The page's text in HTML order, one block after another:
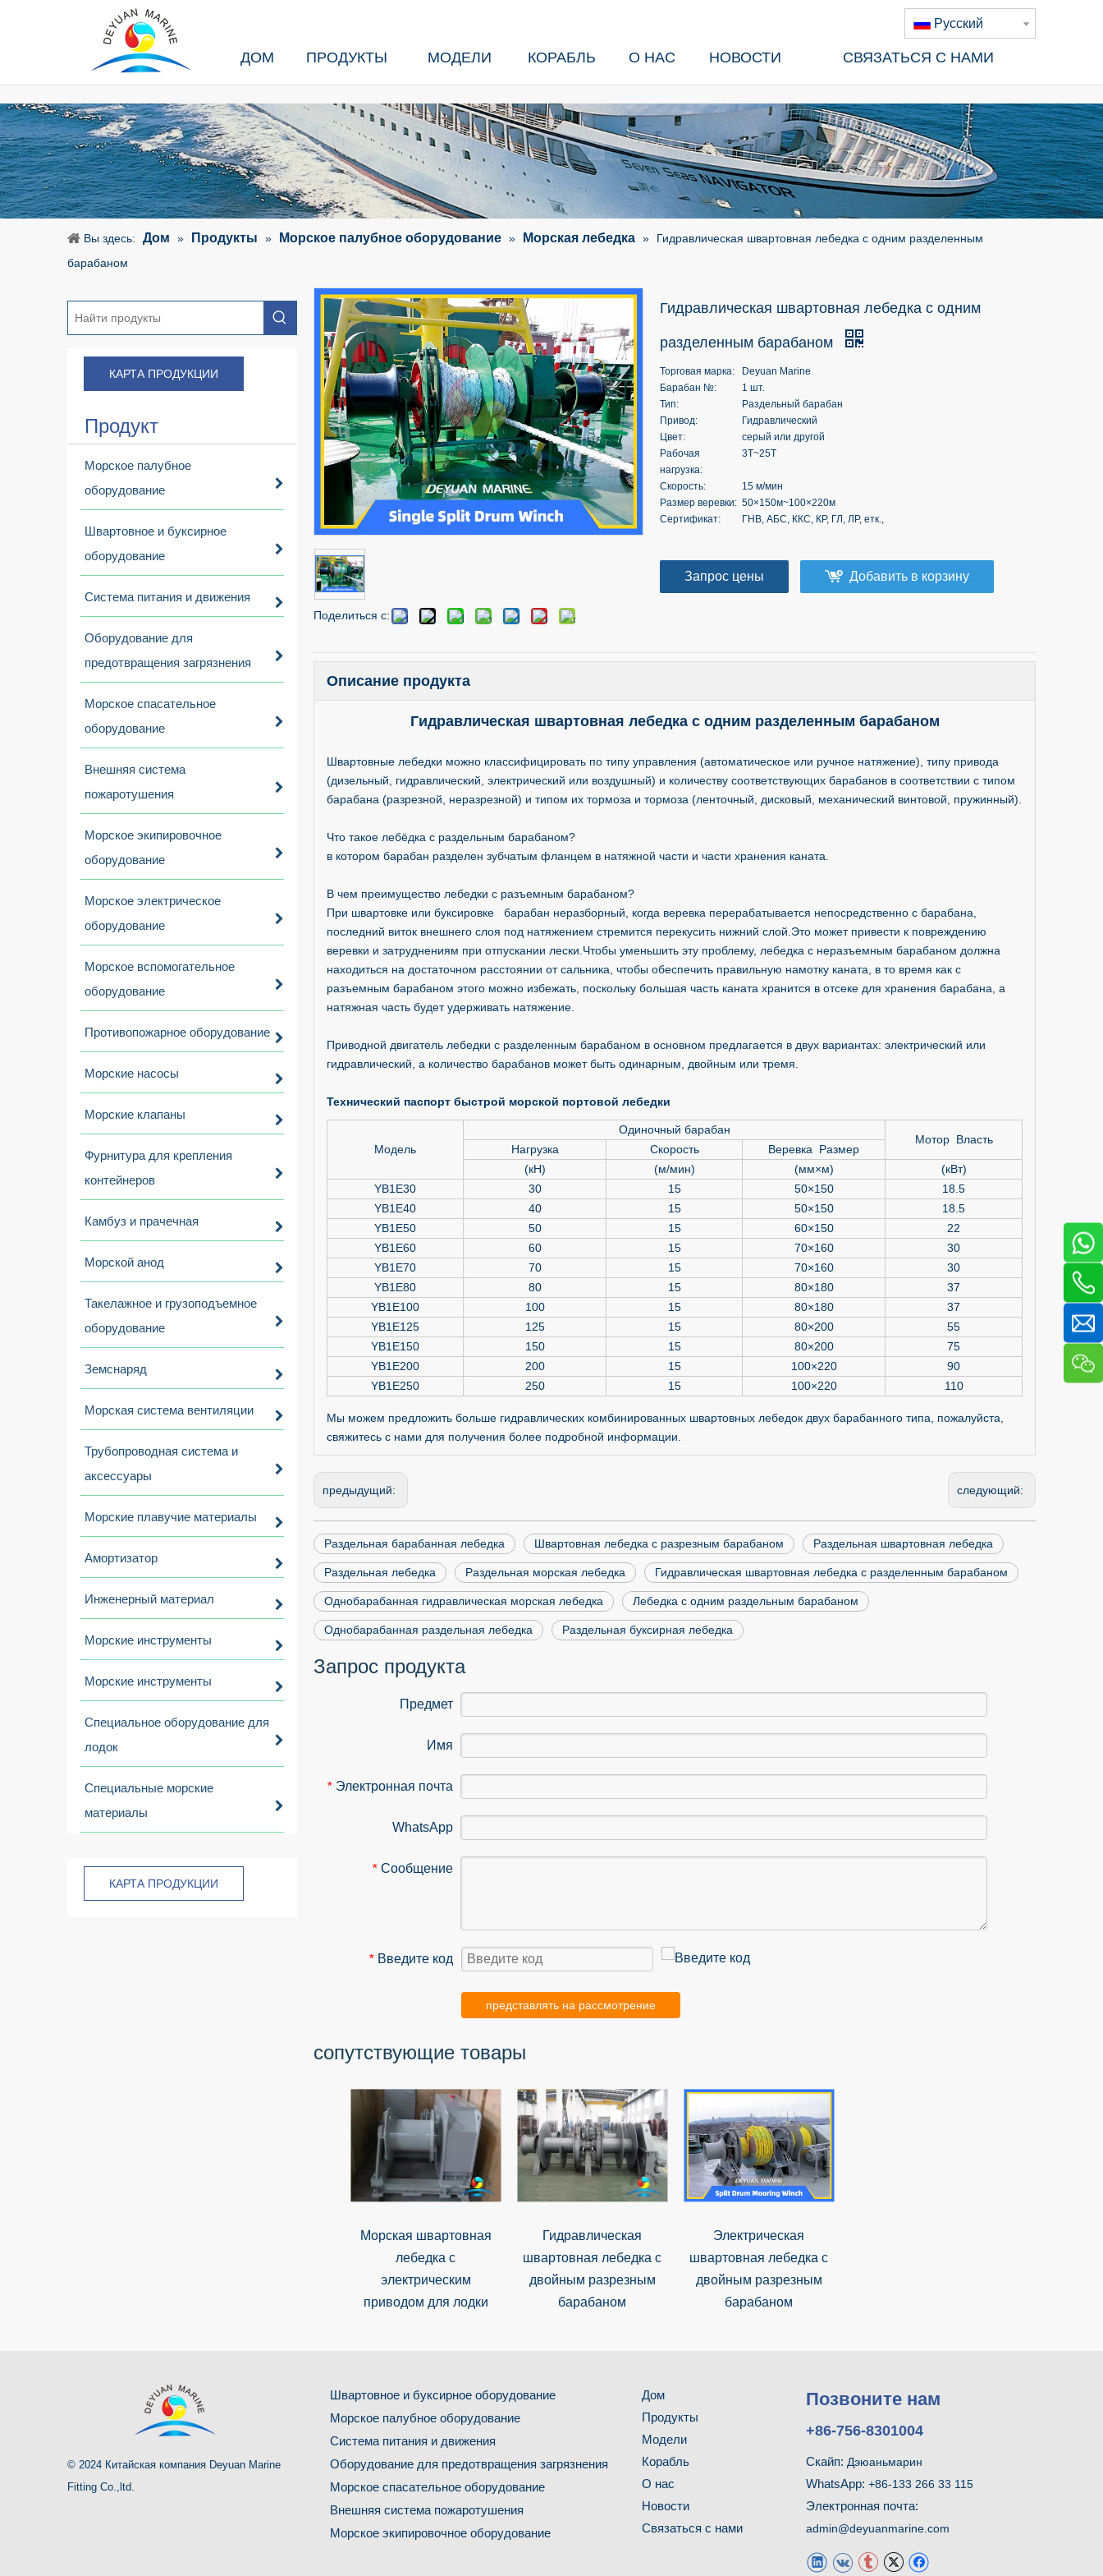
Pусский
ДОМ ПРОДУКТЫ МОДЕЛИ КОРАБЛЬ О НАС НОВОСТИ СВЯЗАТЬСЯ С НАМИ
Вы здесь: Дом » Продукты » Морское палубное оборудование » Морская лебедка »
Гидравлическая швартовная лебедка с одним разделенным
барабаном
КАРТА ПРОДУКЦИИ
Продукт
Морское палубное
оборудование
Швартовное и буксирное
оборудование
Система питания и движения
Оборудование для
предотвращения загрязнения
Морское спасательное
оборудование
Внешняя система
пожаротушения
Морское экипировочное
оборудование
Морское электрическое
оборудование
Морское вспомогательное
оборудование
Противопожарное оборудование
Морские насосы
Морские клапаны
Фурнитура для крепления
контейнеров
Камбуз и прачечная
Морской анод
Такелажное и грузоподъемное
оборудование
Земснаряд
Морская система вентиляции
Трубопроводная система и
аксессуары
Морские плавучие материалы
Амортизатор
Инженерный материал
Морские инструменты
Морские инструменты
Специальное оборудование для
лодок
Специальные морские
материалы
КАРТА ПРОДУКЦИИ
Поделиться с:
Гидравлическая швартовная лебедка с одним
разделенным барабаном
Торговая марка:
Deyuan Marine
Барабан №:
1 шт.
Тип:
Раздельный барабан
Привод:
Гидравлический
Цвет:
серый или другой
Рабочая
нагрузка:
3T~25T
Скорость:
15 м/мин
Размер веревки: 50×150м~100×220м
Сертификат:
ГНВ, АБС, ККС, КР, ГЛ, ЛР, етк.,
Запрос цены Добавить в корзину
Описание продукта
Гидравлическая швартовная лебедка с одним разделенным барабаном
Швартовные лебедки можно классифицировать по типу управления (автоматическое или ручное натяжение), типу привода
(дизельный, гидравлический, электрический или воздушный) и количеству соответствующих барабанов в соответствии с типом
барабана (разрезной, неразрезной) и типом их тормоза и тормоза (ленточный, дисковый, механический винтовой, пружинный).
Что такое лебёдка с раздельным барабаном?
в котором барабан разделен зубчатым фланцем в натяжной части и части хранения каната.
В чем преимущество лебедки с разъемным барабаном?
При швартовке или буксировке барабан неразборный, когда веревка перерабатывается непосредственно с барабана,
последний виток внешнего слоя под натяжением стремится перекусить нижний слой.Это может привести к повреждению
веревки и затруднениям при отпускании лески.Чтобы уменьшить эту проблему, лебедка с неразъемным барабаном должна
находиться на достаточном расстоянии от сальника, чтобы обеспечить правильную намотку каната, в то время как с
разъемным барабаном этого можно избежать, поскольку большая часть каната хранится в отсеке для хранения барабана, а
натяжная часть будет удерживать натяжение.
Приводной двигатель лебедки с разделенным барабаном в основном предлагается в двух вариантах: электрический или
гидравлический, а количество барабанов может быть одинарным, двойным или тремя.
Технический паспорт быстрой морской портовой лебедки
Модель
Одиночный барабан
Мотор Власть
Нагрузка Скорость
Веревка Размер
(кН)
(м/мин) (мм×м)
(кВт)
YB1E30
30 15 50×150
18.5
YB1E40
40 15 50×150
18.5
YB1E50
50 15 60×150
22
YB1E60
60 15 70×160
30
YB1E70
70 15 70×160
30
YB1E80
80 15 80×180
37
YB1E100
100 15 80×180
37
YB1E125
125 15 80×200
55
YB1E150
150 15 80×200
75
YB1E200
200 15 100×220
90
YB1E250
250 15 100×220 110
Мы можем предложить больше гидравлических комбинированных швартовных лебедок двух барабанного типа, пожалуйста,
свяжитесь с нами для получения более подробной информации.
предыдущий: следующий:
Раздельная барабанная лебедка Швартовная лебедка с разрезным барабаном Раздельная швартовная лебедка
Раздельная лебедка Раздельная морская лебедка Гидравлическая швартовная лебедка с разделенным барабаном
Однобарабанная гидравлическая морская лебедка Лебедка с одним раздельным барабаном
Однобарабанная раздельная лебедка Раздельная буксирная лебедка
Запрос продукта
Предмет
Имя
* Электронная почта
WhatsApp
* Сообщение
* Введите код
представлять на рассмотрение
сопутствующие товары
Морская швартовная
лебедка с
электрическим
приводом для лодки
Гидравлическая
швартовная лебедка с
двойным разрезным
барабаном
Электрическая
швартовная лебедка с
двойным разрезным
барабаном
© 2024 Китайская компания Deyuan Marine
Fitting Co.,ltd.
Швартовное и буксирное оборудование
Морское палубное оборудование
Система питания и движения
Оборудование для предотвращения загрязнения
Морское спасательное оборудование
Внешняя система пожаротушения
Морское экипировочное оборудование
Дом
Продукты
Модели
Корабль
О нас
Новости
Связаться с нами
Позвоните нам
+86-756-8301004
Скайп: Дэюаньмарин
WhatsApp: +86-133 266 33 115
Электронная почта:
admin@deyuanmarine.com